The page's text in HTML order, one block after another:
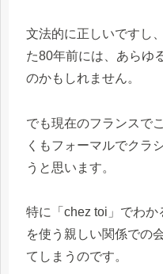
文法的に正しいですし
た80年前には、あらゆ
のかもしれません。
でも現在のフランスで
くもフォーマルでクラ
うと思います。
特に「chez toi」でわか
を使う親しい関係での
てしまうのです。